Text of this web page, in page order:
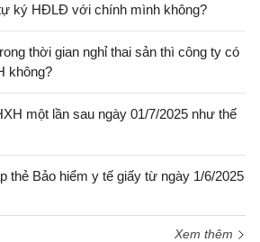
ký HĐLĐ với chính mình không?
thời gian nghỉ thai sản thì công ty có
không?
một lần sau ngày 01/7/2025 như thế
thẻ Bảo hiểm y tế giấy từ ngày 1/6/2025
Xem thêm